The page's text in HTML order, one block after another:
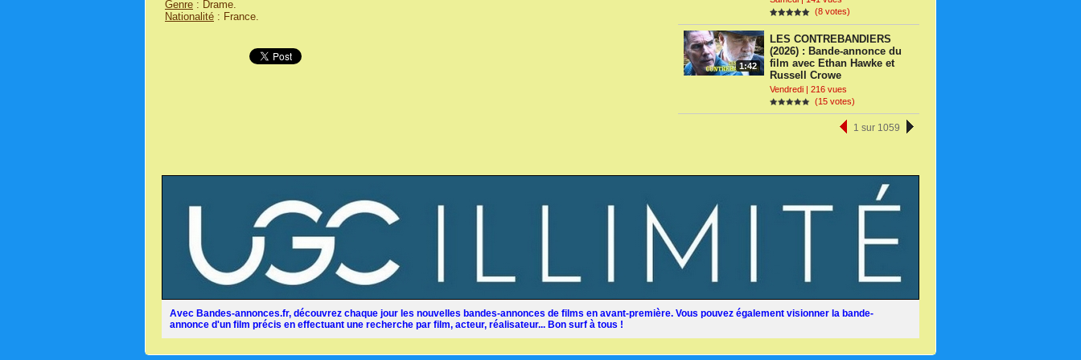
(8 votes)
1:42
LES CONTREBANDIERS
(2026) : Bande-annonce du
film avec Ethan Hawke et
Russell Crowe
Vendredi | 216 vues
(15 votes)
1 sur 1059
Genre : Drame.
Nationalité : France.
Avec Bandes-annonces.fr, découvrez chaque jour les nouvelles bandes-annonces de films en avant-première. Vous pouvez également visionner la bande-
annonce d'un film précis en effectuant une recherche par film, acteur, réalisateur... Bon surf à tous !